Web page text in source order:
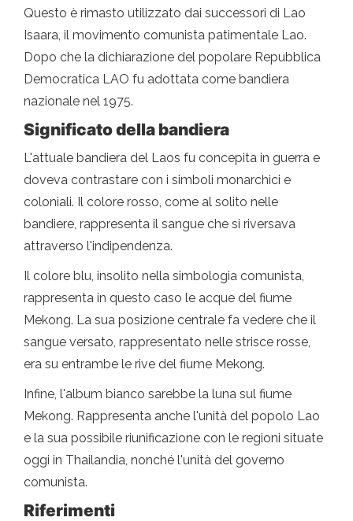
Questo è rimasto utilizzato dai successori di Lao
Isaara, il movimento comunista patimentale Lao.
Dopo che la dichiarazione del popolare Repubblica
Democratica LAO fu adottata come bandiera
nazionale nel 1975.
Significato della bandiera
L'attuale bandiera del Laos fu concepita in guerra e
doveva contrastare con i simboli monarchici e
coloniali. Il colore rosso, come al solito nelle
bandiere, rappresenta il sangue che si riversava
attraverso l'indipendenza.
Il colore blu, insolito nella simbologia comunista,
rappresenta in questo caso le acque del fiume
Mekong. La sua posizione centrale fa vedere che il
sangue versato, rappresentato nelle strisce rosse,
era su entrambe le rive del fiume Mekong.
Infine, l'album bianco sarebbe la luna sul fiume
Mekong. Rappresenta anche l'unità del popolo Lao
e la sua possibile riunificazione con le regioni situate
oggi in Thailandia, nonché l'unità del governo
comunista.
Riferimenti